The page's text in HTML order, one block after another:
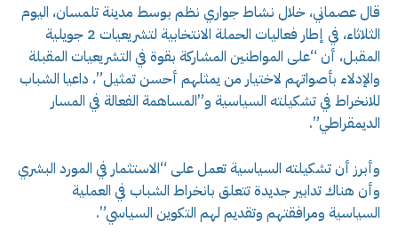
قال عصماني، خلال نشاط جواري نظم بوسط مدينة تلمسان، اليوم
الثلاثاء، في إطار فعاليات الحملة الانتخابية لتشريعيات 2 جويلية
المقبل، أن “على المواطنين المشاركة بقوة في التشريعيات المقبلة
والإدلاء بأصواتهم لاختيار من يمثلهم أحسن تمثيل”، داعيا الشباب
للانخراط في تشكيلته السياسية و”المساهمة الفعالة في المسار
الديمقراطي”.
وأبرز أن تشكيلته السياسية تعمل على “الاستثمار في المورد البشري
وأن هناك تدابير جديدة تتعلق بانخراط الشباب في العملية
السياسية ومرافقتهم وتقديم لهم التكوين السياسي”.